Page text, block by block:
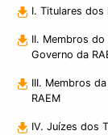
I. Titulares dos
II. Membros
Governo da
III. Membros
RAEM
IV. Juízes dos